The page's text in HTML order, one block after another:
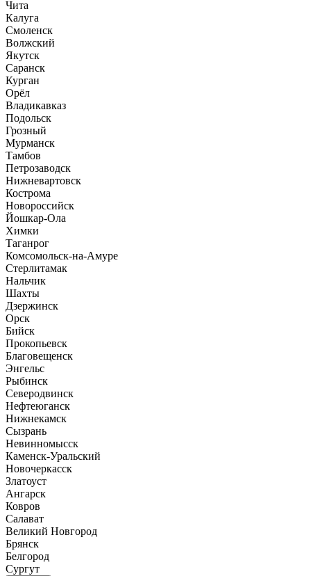
Чита
Калуга
Смоленск
Волжский
Якутск
Саранск
Курган
Орёл
Владикавказ
Подольск
Грозный
Мурманск
Тамбов
Петрозаводск
Нижневартовск
Кострома
Новороссийск
Йошкар-Ола
Химки
Таганрог
Комсомольск-на-Амуре
Стерлитамак
Нальчик
Шахты
Дзержинск
Орск
Бийск
Прокопьевск
Благовещенск
Энгельс
Рыбинск
Северодвинск
Нефтеюганск
Нижнекамск
Сызрань
Невинномысск
Каменск-Уральский
Новочеркасск
Златоуст
Ангарск
Ковров
Салават
Великий Новгород
Брянск
Белгород
Сургут